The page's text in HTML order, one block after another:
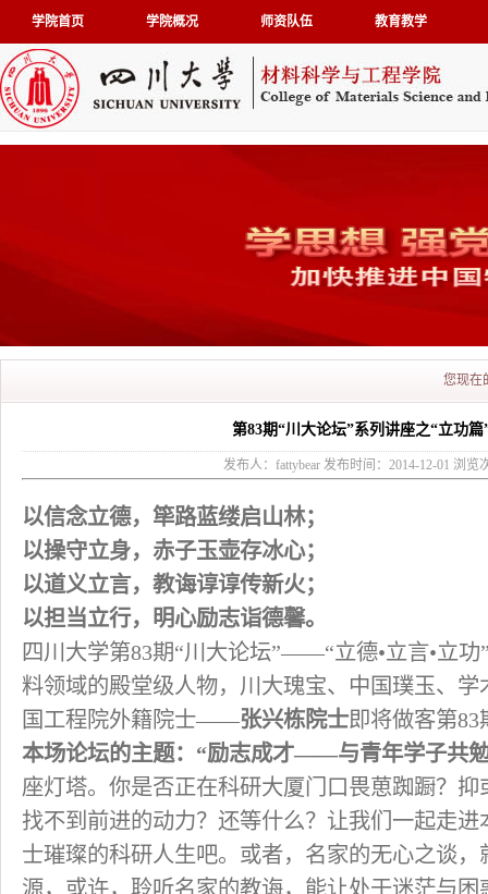
学院首页 学院概况 师资队伍 教育教学
您现在
第83期“川大论坛”系列讲座之“立功篇
发布人：fattybear 发布时间：2014-12-01 浏览
以信念立德，筚路蓝缕启山林；
以操守立身，赤子玉壶存冰心；
以道义立言，教诲谆谆传新火；
以担当立行，明心励志诣德馨。
四川大学第83期“川大论坛”——“立德•立言•立
料领域的殿堂级人物，川大瑰宝、中国璞玉、
国工程院外籍院士——张兴栋院士即将做客第
本场论坛的主题：“励志成才——与青年学子共
座灯塔。你是否正在科研大厦门口畏葸踟蹰？
找不到前进的动力？还等什么？让我们一起走
士璀璨的科研人生吧。或者，名家的无心之谈
源，或许，聆听名家的教诲，能让处于迷茫与